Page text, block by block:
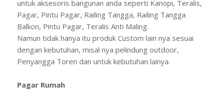
untuk aksesoris bangunan anda seperti Kanopi, Teralis,
Pagar, Pintu Pagar, Railing Tangga, Railing Tangga
Balkon, Pintu Pagar, Teralis Anti Maling.
Namun tidak hanya itu produk Custom lain nya sesuai
dengan kebutuhan, misal nya pelindung outdoor,
Penyangga Toren dan untuk kebutuhan lainya.
Pagar Rumah